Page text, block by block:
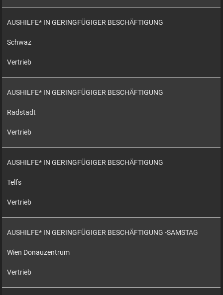
AUSHILFE* IN GERINGFÜGIGER BESCHÄFTIGUNG
Schwaz
Vertrieb
AUSHILFE* IN GERINGFÜGIGER BESCHÄFTIGUNG
Radstadt
Vertrieb
AUSHILFE* IN GERINGFÜGIGER BESCHÄFTIGUNG
Telfs
Vertrieb
AUSHILFE* IN GERINGFÜGIGER BESCHÄFTIGUNG -SAMSTAG
Wien Donauzentrum
Vertrieb